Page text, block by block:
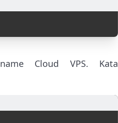
Cloud VPS. Kata